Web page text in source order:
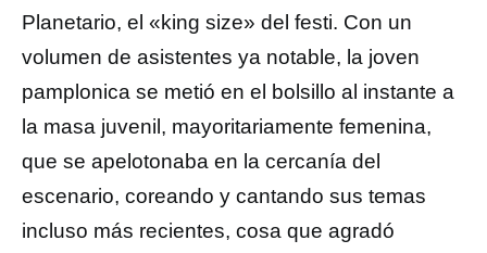
Planetario, el «king size» del festi. Con un
volumen de asistentes ya notable, la joven
pamplonica se metió en el bolsillo al instante a
la masa juvenil, mayoritariamente femenina,
que se apelotonaba en la cercanía del
escenario, coreando y cantando sus temas
incluso más recientes, cosa que agradó